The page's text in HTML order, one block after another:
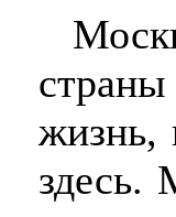
жизнь,
здесь.